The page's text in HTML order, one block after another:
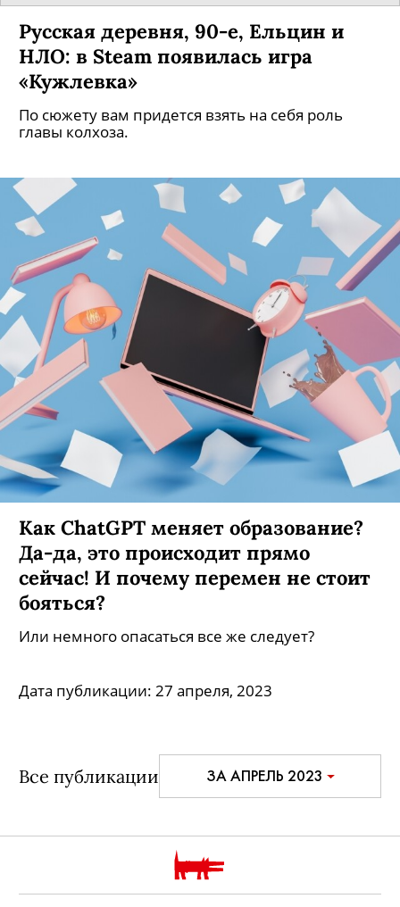
Русская деревня, 90-е, Ельцин и
НЛО: в Steam появилась игра
«Кужлевка»
По сюжету вам придется взять на себя роль
главы колхоза.
Как ChatGPT меняет образование?
Да-да, это происходит прямо
сейчас! И почему перемен не стоит
бояться?
Или немного опасаться все же следует?
Дата публикации: 27 апреля, 2023